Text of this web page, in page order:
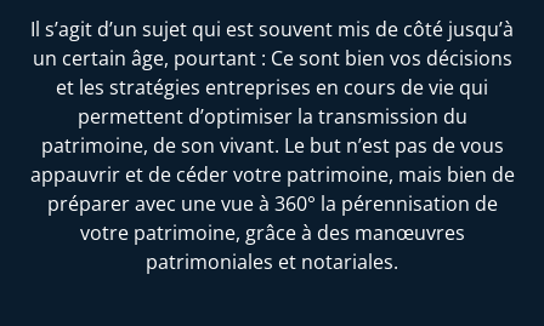
Il s’agit d’un sujet qui est souvent mis de côté jusqu’à
un certain âge, pourtant : Ce sont bien vos décisions
et les stratégies entreprises en cours de vie qui
permettent d’optimiser la transmission du
patrimoine, de son vivant. Le but n’est pas de vous
appauvrir et de céder votre patrimoine, mais bien de
préparer avec une vue à 360° la pérennisation de
votre patrimoine, grâce à des manœuvres
patrimoniales et notariales.